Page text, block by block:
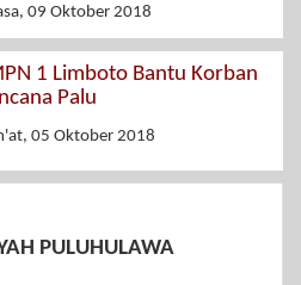
09 Oktober 2018
1 Limboto Bantu Korban
Palu
05 Oktober 2018
PULUHULAWA